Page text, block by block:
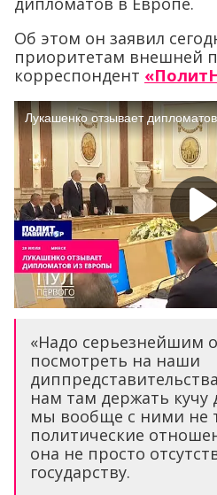
Об этом он заявил
приоритетам внешней
корреспондент
«Надо серьезнейшим
посмотреть на наши
нам там держать кучу
мы вообще с ними не
политические
она не просто
государству.